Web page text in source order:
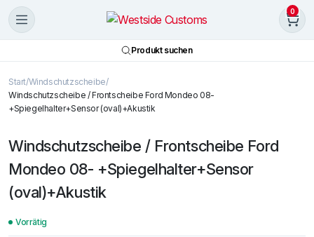
0
Produkt suchen
Start Windschutzscheibe
Windschutzscheibe / Frontscheibe Ford Mondeo 08-
+Spiegelhalter+Sensor (oval)+Akustik
Windschutzscheibe / Frontscheibe Ford
Mondeo 08- +Spiegelhalter+Sensor
(oval)+Akustik
Vorrätig